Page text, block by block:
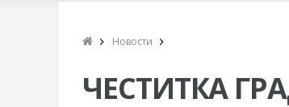
Новости
ЧЕСТИТКА